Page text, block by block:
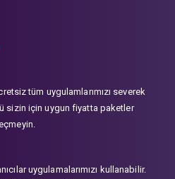
tüm uygulamlarımızı severek
sizin için uygun fiyatta paketler
uygulamalarımızı kullanabilir.